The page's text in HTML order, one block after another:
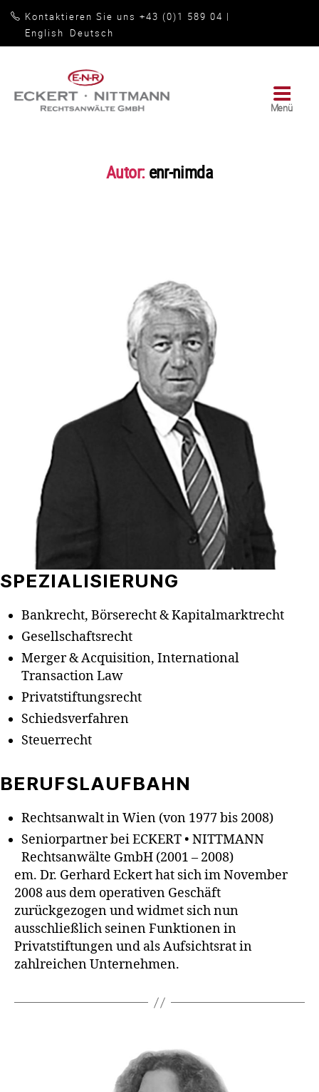
Kontaktieren Sie uns +43 (0)1 589 04 |
English
Deutsch
Menü
Autor: enr-nimda
SPEZIALISIERUNG
Bankrecht, Börserecht & Kapitalmarktrecht
Gesellschaftsrecht
Merger & Acquisition, International
Transaction Law
Privatstiftungsrecht
Schiedsverfahren
Steuerrecht
BERUFSLAUFBAHN
Rechtsanwalt in Wien (von 1977 bis 2008)
Seniorpartner bei ECKERT • NITTMANN
Rechtsanwälte GmbH (2001 – 2008)
em. Dr. Gerhard Eckert hat sich im November
2008 aus dem operativen Geschäft
zurückgezogen und widmet sich nun
ausschließlich seinen Funktionen in
Privatstiftungen und als Aufsichtsrat in
zahlreichen Unternehmen.